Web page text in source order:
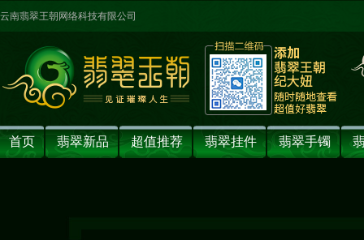
云南翡翠王朝网络科技有限公司
首页 翡翠新品 超值推荐 翡翠挂件 翡翠手镯